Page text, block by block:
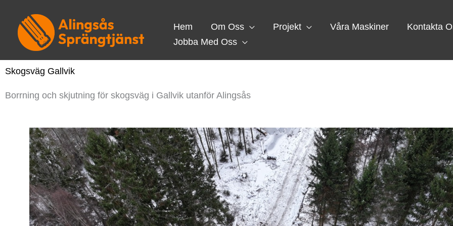
innehåll
Hem Om Oss Projekt Våra Maskiner
Kontakta
Jobba Med Oss
Skogsväg Gallvik
Borrning och skjutning för skogsväg i Gallvik utanför Alingsås